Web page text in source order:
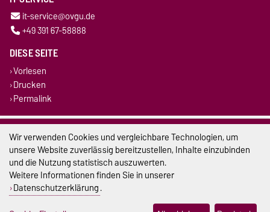
it-service@ovgu.de
+49 391 67-58888
DIESE SEITE
Vorlesen
Drucken
Permalink
Impressum
Datenschutz
Barrierefreiheit
Cookie-Einstellungen
Wir verwenden Cookies und vergleichbare Technologien, um
unsere Website zuverlässig bereitzustellen, Inhalte einzubinden
und die Nutzung statistisch auszuwerten.
Weitere Informationen finden Sie in unserer
Datenschutzerklärung.